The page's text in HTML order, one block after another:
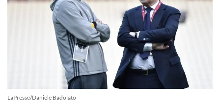
LaPresse/Daniele Badolato